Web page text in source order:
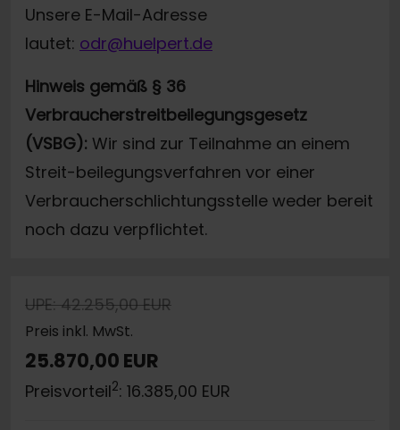
Unsere E-Mail-Adresse
lautet: odr@huelpert.de
Hinweis gemäß § 36
Verbraucherstreitbeilegungsgesetz
(VSBG): Wir sind zur Teilnahme an einem
Streit-beilegungsverfahren vor einer
Verbraucherschlichtungsstelle weder bereit
noch dazu verpflichtet.
UPE: 42.255,00 EUR
Preis inkl. MwSt.
25.870,00 EUR
Preisvorteil2: 16.385,00 EUR